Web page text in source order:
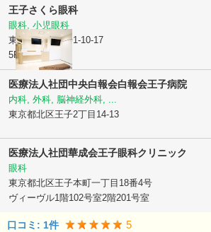
王子さくら眼科
眼科, 小児眼科
東京都北区王子1-10-17
5F
医療法人社団中央白報会白報会王子病院
内科, 外科, 脳神経外科, ...
東京都北区王子2丁目14-13
医療法人社団華成会王子眼科クリニック
眼科
東京都北区王子本町一丁目18番4号
ヴィーヴル1階102号室2階201号室
口コミ: 1件 5